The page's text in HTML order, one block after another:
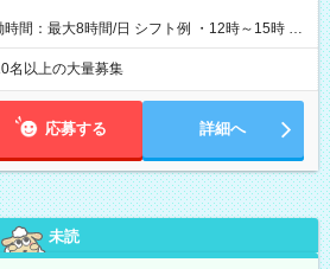
間：最大8時間/日 シフト例 ・12時～15時 入
フトをご確認の上、申請してください。
名以上の大量募集
応募する 詳細へ
未読